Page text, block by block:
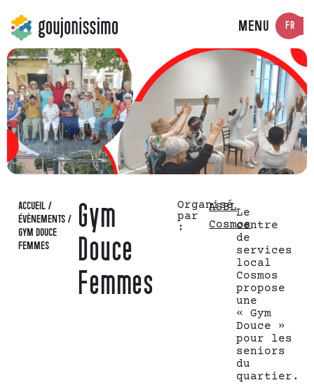
MENU FR
ACCUEIL /
ÉVÈNEMENTS /
GYM DOUCE
FEMMES
Gym
Douce
Femmes
Organisé
par
:
ASBL
Cosmos
Le
centre
de
services
local
Cosmos
propose
une
« Gym
Douce »
pour les
seniors
du
quartier.